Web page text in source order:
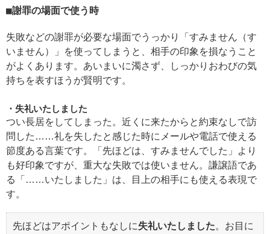
謝罪の場面で使う時
失敗などの謝罪が必要な場面でうっかり「すみません（す
いません）」を使ってしまうと、相手の印象を損なうこと
がよくあります。あいまいに濁さず、しっかりおわびの気
持ちを表すほうが賢明です。
失礼いたしました
つい長居をしてしまった。近くに来たからと約束なしで訪
問した……礼を失したと感じた時にメールや電話で使える
節度ある言葉です。「先ほどは、すみませんでした」より
も好印象ですが、重大な失敗では使いません。謙譲語であ
る「……いたしました」は、目上の相手にも使える表現で
す。
先ほどはアポイントもなしに失礼いたしました。お目に